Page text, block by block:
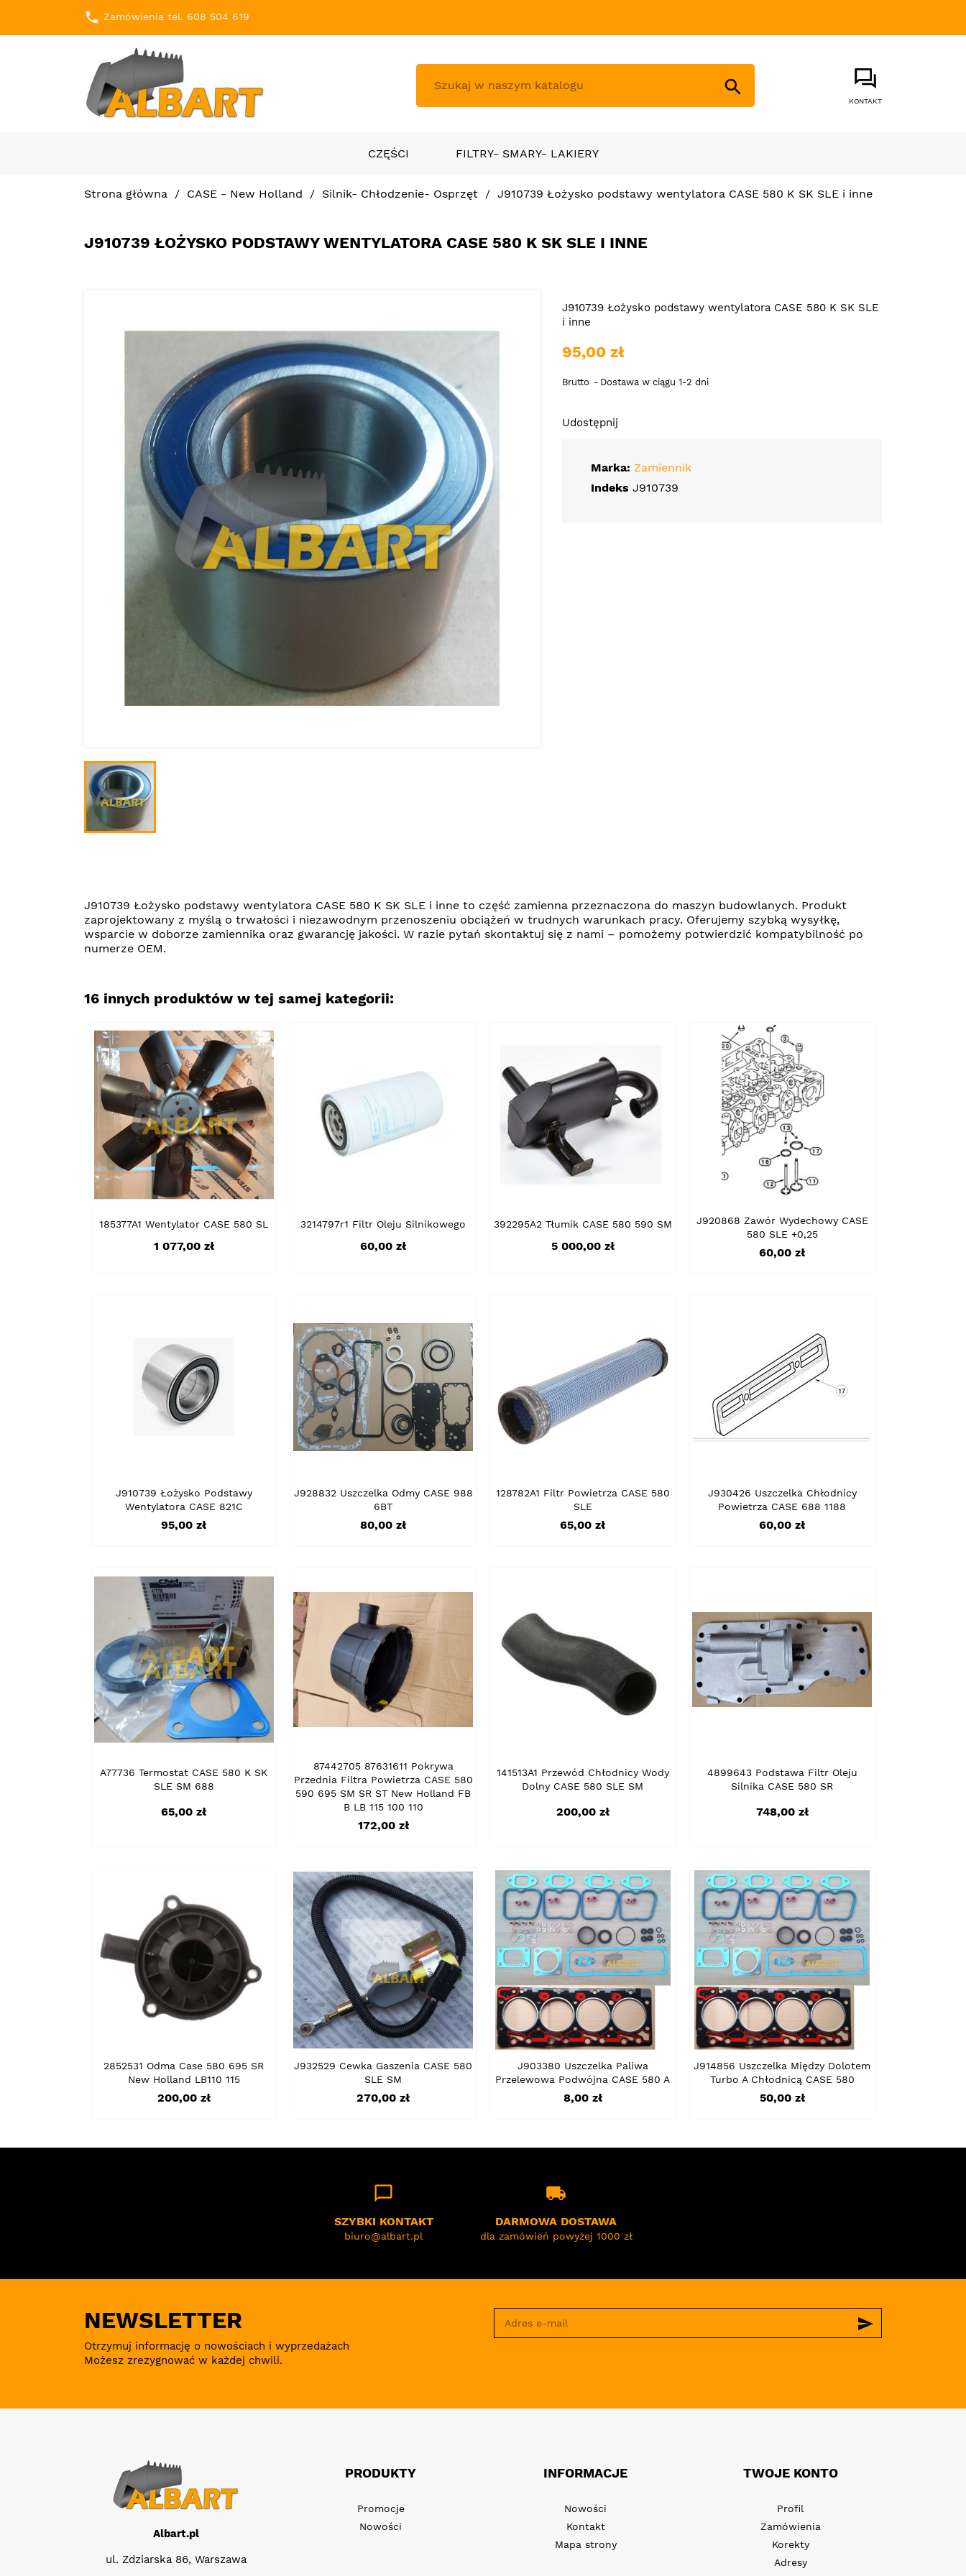
local_phone Zamówienia tel. 608 504 619

KONTAKT
CZĘŚCI FILTRY- SMARY- LAKIERY
Strona główna CASE - New Holland Silnik- Chłodzenie- Osprzęt J910739 Łożysko podstawy wentylatora CASE 580 K SK SLE i inne
J910739 ŁOŻYSKO PODSTAWY WENTYLATORA CASE 580 K SK SLE I INNE
J910739 Łożysko podstawy wentylatora CASE 580 K SK SLE
i inne
95,00 zł
Brutto Dostawa w ciągu 1-2 dni
Udostępnij
Marka: Zamiennik
Indeks J910739
J910739 Łożysko podstawy wentylatora CASE 580 K SK SLE i inne to część zamienna przeznaczona do maszyn budowlanych. Produkt
zaprojektowany z myślą o trwałości i niezawodnym przenoszeniu obciążeń w trudnych warunkach pracy. Oferujemy szybką wysyłkę,
wsparcie w doborze zamiennika oraz gwarancję jakości. W razie pytań skontaktuj się z nami – pomożemy potwierdzić kompatybilność po
numerze OEM.
16 innych produktów w tej samej kategorii:
185377A1 Wentylator CASE 580 SL
Cena
1 077,00 zł
3214797r1 Filtr Oleju Silnikowego
Cena
60,00 zł
392295A2 Tłumik CASE 580 590 SM
Cena
5 000,00 zł
J920868 Zawór Wydechowy CASE
580 SLE +0,25
Cena
60,00 zł
J910739 Łożysko Podstawy
Wentylatora CASE 821C
Cena
95,00 zł
J928832 Uszczelka Odmy CASE 988
6BT
Cena
80,00 zł
128782A1 Filtr Powietrza CASE 580
SLE
Cena
65,00 zł
J930426 Uszczelka Chłodnicy
Powietrza CASE 688 1188
Cena
60,00 zł
A77736 Termostat CASE 580 K SK
SLE SM 688
Cena
65,00 zł
87442705 87631611 Pokrywa
Przednia Filtra Powietrza CASE 580
590 695 SM SR ST New Holland FB
B LB 115 100 110
Cena
172,00 zł
141513A1 Przewód Chłodnicy Wody
Dolny CASE 580 SLE SM
Cena
200,00 zł
4899643 Podstawa Filtr Oleju
Silnika CASE 580 SR
Cena
748,00 zł
2852531 Odma Case 580 695 SR
New Holland LB110 115
Cena
200,00 zł
J932529 Cewka Gaszenia CASE 580
SLE SM
Cena
270,00 zł
J903380 Uszczelka Paliwa
Przelewowa Podwójna CASE 580 A
Cena
8,00 zł
J914856 Uszczelka Między Dolotem
Turbo A Chłodnicą CASE 580
Cena
50,00 zł
chat_bubble_outline
SZYBKI KONTAKT
biuro@albart.pl
local_shipping
DARMOWA DOSTAWA
dla zamówień powyżej 1000 zł
NEWSLETTER
Otrzymuj informację o nowościach i wyprzedażach
Możesz zrezygnować w każdej chwili.
send
Albart.pl
ul. Zdziarska 86, Warszawa
PRODUKTY
Promocje
Nowości
INFORMACJE
Nowości
Kontakt
Mapa strony
TWOJE KONTO
Profil
Zamówienia
Korekty
Adresy